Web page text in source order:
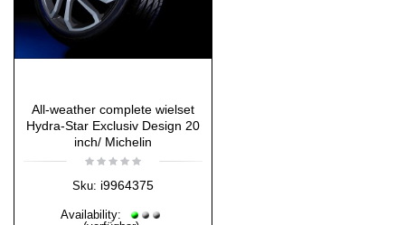
All-weather complete wielset
Hydra-Star Exclusiv Design 20
inch/ Michelin
Sku: i9964375
Availability: